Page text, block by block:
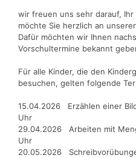
wir freuen uns sehr darauf,
möchte Sie herzlich an
Dafür möchten wir Ihnen
Vorschultermine bekannt
Für alle Kinder, die den
besuchen, gelten folgende
15.04.2026 Erzählen einer
Uhr
29.04.2026 Arbeiten
Uhr
20.05.2026